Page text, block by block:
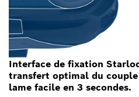
Interface de fixation
transfert optimal du
lame facile en 3 secondes.